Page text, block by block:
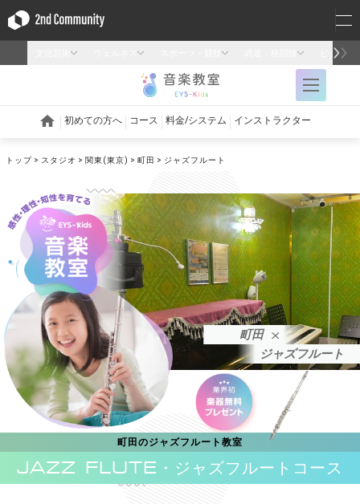
トップ スタジオ 関東(東京) 町田 ジャズフルート
町田
ジャズフルート
町田のジャズフルート教室
JAZZ FLUTE ・ジャズフルートコース